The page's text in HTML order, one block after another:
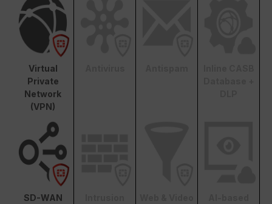
Virtual
Private
Network
(VPN)
SD-WAN